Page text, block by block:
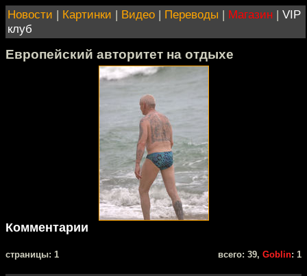
Новости | Картинки | Видео | Переводы | Магазин | VIP
клуб
Европейский авторитет на отдыхе
Комментарии
cтраницы: 1 всего: 39, Goblin: 1